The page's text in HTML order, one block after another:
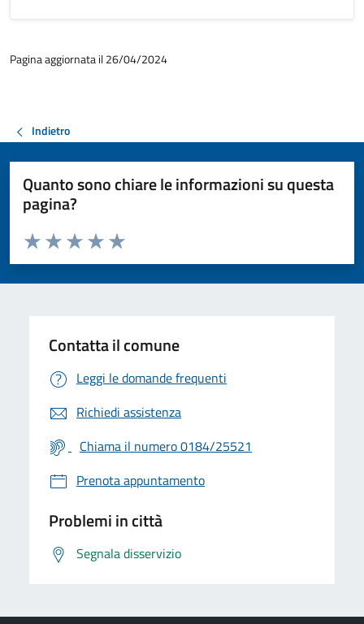
Pagina aggiornata il 26/04/2024
Indietro
Quanto sono chiare le informazioni su questa
pagina?
Valuta da 1 a 5 stelle la pagina
Valuta 5 stelle su 5
Valuta 4 stelle su 5
Valuta 3 stelle su 5
Valuta 2 stelle su 5
Valuta 1 stelle su 5
Contatta il comune
Leggi le domande frequenti
Richiedi assistenza
Chiama il numero 0184/25521
Prenota appuntamento
Problemi in città
Segnala disservizio